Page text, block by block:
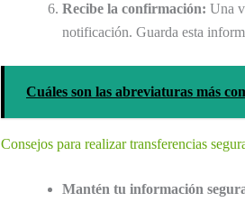
Recibe la confirmación: Una
notificación. Guarda esta
Cuáles son las abreviaturas más
Consejos para realizar transferencias
Mantén tu información